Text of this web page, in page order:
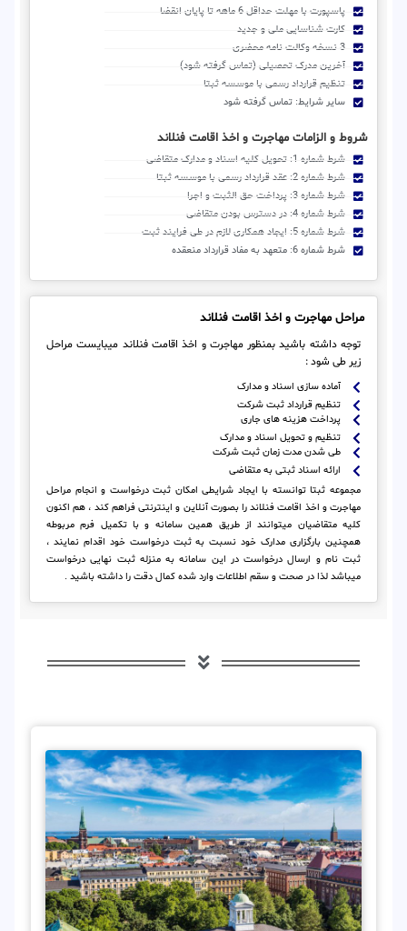
پاسپورت با مهلت حداقل 6 ماهه تا پایان انقضا
کارت شناسایی ملی و جدید
3 نسخه وکالت نامه محضری
آخرین مدرک تحصیلی (تماس گرفته شود)
تنظیم قرارداد رسمی با موسسه ثبتا
سایر شرایط: تماس گرفته شود
شروط و الزامات مهاجرت و اخذ اقامت فنلاند
شرط شماره 1: تحویل کلیه اسناد و مدارک متقاضی
شرط شماره 2: عقد قرارداد رسمی با موسسه ثبتا
شرط شماره 3: پرداخت حق الثبت و اجرا
شرط شماره 4: در دسترس بودن متقاضی
شرط شماره 5: ایجاد همکاری لازم در طی فرایند ثبت
شرط شماره 6: متعهد به مفاد قرارداد منعقده
مراحل مهاجرت و اخذ اقامت فنلاند
توجه داشته باشید بمنظور مهاجرت و اخذ اقامت فنلاند میبایست مراحل
زیر طی شود :
آماده سازی اسناد و مدارک
تنظیم قرارداد ثبت شرکت
پرداخت هزینه های جاری
تنظیم و تحویل اسناد و مدارک
طی شدن مدت زمان ثبت شرکت
ارائه اسناد ثبتی به متقاضی
مجموعه ثبتا توانسته با ایجاد شرایطی امکان ثبت درخواست و انجام مراحل
مهاجرت و اخذ اقامت فنلاند را بصورت آنلاین و اینترنتی فراهم کند ، هم اکنون
کلیه متقاضیان میتوانند از طریق همین سامانه و با تکمیل فرم مربوطه
همچنین بارگزاری مدارک خود نسبت به ثبت درخواست خود اقدام نمایند ،
ثبت نام و ارسال درخواست در این سامانه به منزله ثبت نهایی درخواست
میباشد لذا در صحت و سقم اطلاعات وارد شده کمال دقت را داشته باشید .